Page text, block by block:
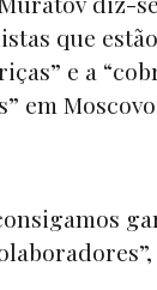
que
e a
em